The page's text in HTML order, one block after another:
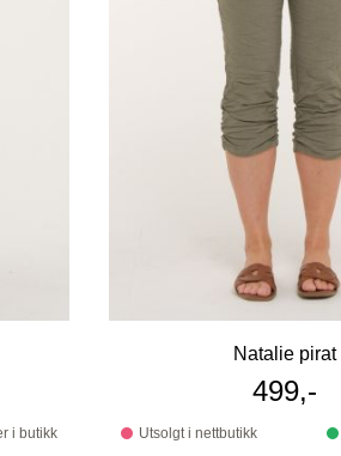
i butikk
Natalie pirat
499,-
Utsolgt i nettbutikk